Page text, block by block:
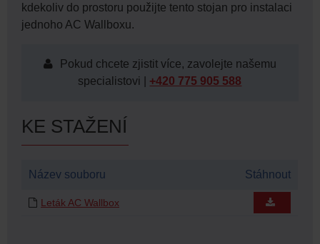
kdekoliv do prostoru použijte tento stojan pro instalaci
jednoho AC Wallboxu.
Pokud chcete zjistit více, zavolejte našemu
specialistovi | +420 775 905 588
KE STAŽENÍ
Název souboru Stáhnout
Leták AC Wallbox